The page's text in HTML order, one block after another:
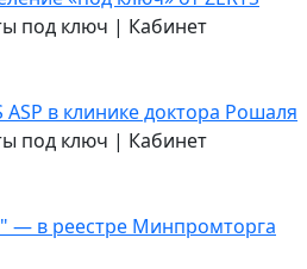
в клинике доктора Рошаля
в реестре Минпромторга